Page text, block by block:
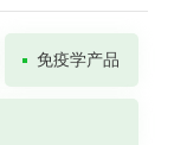
免疫学产品